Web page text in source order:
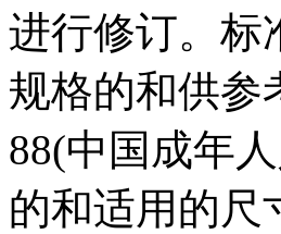
进行修订。标
规格的和供参
88(中国成年
的和适用的尺